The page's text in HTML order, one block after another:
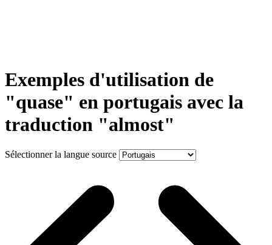
Exemples d'utilisation de
"quase" en portugais avec la
traduction "almost"
Sélectionner la langue source